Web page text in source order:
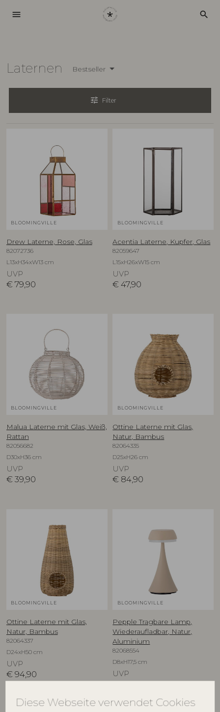
Diese Webseite verwendet Cookies
menu search
Laternen Bestseller
tune Filter
BLOOMINGVILLE
Drew Laterne, Rose, Glas
82072736
L13xH34xW13 cm
UVP
€ 79,90
BLOOMINGVILLE
Acentia Laterne, Kupfer, Glas
82059647
L15xH26xW15 cm
UVP
€ 47,90
BLOOMINGVILLE
Malua Laterne mit Glas, Weiß,
Rattan
82056682
D30xH36 cm
UVP
€ 39,90
BLOOMINGVILLE
Ottine Laterne mit Glas,
Natur, Bambus
82064335
D25xH26 cm
UVP
€ 84,90
BLOOMINGVILLE
Ottine Laterne mit Glas,
Natur, Bambus
82064337
D24xH50 cm
UVP
€ 94,90
BLOOMINGVILLE
Pepple Tragbare Lamp,
Wiederaufladbar, Natur,
Aluminium
82068554
D8xH17,5 cm
UVP
€ 79,90